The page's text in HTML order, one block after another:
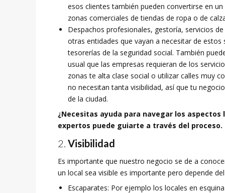
esos clientes también pueden convertirse en
zonas comerciales de tiendas de ropa o de
Despachos profesionales, gestoría, servicios
otras entidades que vayan a necesitar de
tesorerías de la seguridad social. También
usual que las empresas requieran de los
zonas te alta clase social o utilizar calles muy
no necesitan tanta visibilidad, así que tu
de la ciudad.
¿Necesitas ayuda para navegar los
expertos puede guiarte a través del proceso.
Visibilidad
Es importante que nuestro negocio se de a
un local sea visible es importante pero depende
Escaparates: Por ejemplo los locales en